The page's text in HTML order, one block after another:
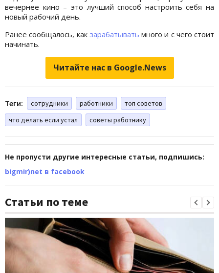
вечернее кино – это лучший способ настроить себя на
новый рабочий день.
Ранее сообщалось, как зарабатывать много и с чего стоит
начинать.
Читайте нас в Google.News
Теги: сотрудники работники
топ советов
что делать если устал
советы работнику
Не пропусти другие интересные статьи, подпишись:
bigmir)net в facebook
Статьи по теме